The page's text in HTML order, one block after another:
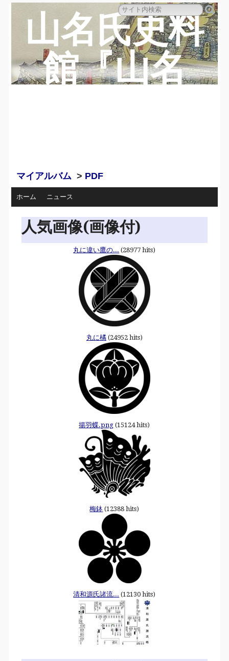
山名氏史料
館『山名
マイアルバム > PDF
ホーム ニュース
人気画像(画像付)
丸に違い鷹の... (28977 hits)
丸に橘(24952 hits)
揚羽蝶.png (15124 hits)
梅鉢 (12388 hits)
清和源氏諸流... (12130 hits)